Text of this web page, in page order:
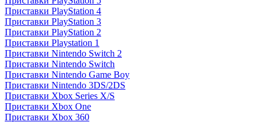
Приставки PlayStation 4
Приставки PlayStation 3
Приставки PlayStation 2
Приставки Playstation 1
Приставки Nintendo Switch 2
Приставки Nintendo Switch
Приставки Nintendo Game Boy
Приставки Nintendo 3DS/2DS
Приставки Xbox Series X/S
Приставки Xbox One
Приставки Xbox 360